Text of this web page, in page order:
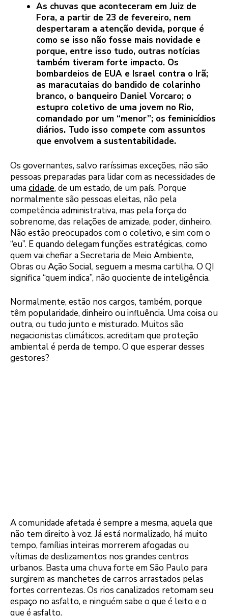
As chuvas que aconteceram em Juiz de
Fora, a partir de 23 de fevereiro, nem
despertaram a atenção devida, porque é
como se isso não fosse mais novidade e
porque, entre isso tudo, outras notícias
também tiveram forte impacto. Os
bombardeios de EUA e Israel contra o Irã;
as maracutaias do bandido de colarinho
branco, o banqueiro Daniel Vorcaro; o
estupro coletivo de uma jovem no Rio,
comandado por um “menor”; os feminicídios
diários. Tudo isso compete com assuntos
que envolvem a sustentabilidade.
Os governantes, salvo raríssimas exceções, não são
pessoas preparadas para lidar com as necessidades de
uma cidade, de um estado, de um país. Porque
normalmente são pessoas eleitas, não pela
competência administrativa, mas pela força do
sobrenome, das relações de amizade, poder, dinheiro.
Não estão preocupados com o coletivo, e sim com o
“eu”. E quando delegam funções estratégicas, como
quem vai chefiar a Secretaria de Meio Ambiente,
Obras ou Ação Social, seguem a mesma cartilha. O QI
significa “quem indica”, não quociente de inteligência.
Normalmente, estão nos cargos, também, porque
têm popularidade, dinheiro ou influência. Uma coisa ou
outra, ou tudo junto e misturado. Muitos são
negacionistas climáticos, acreditam que proteção
ambiental é perda de tempo. O que esperar desses
gestores?
A comunidade afetada é sempre a mesma, aquela que
não tem direito à voz. Já está normalizado, há muito
tempo, famílias inteiras morrerem afogadas ou
vítimas de deslizamentos nos grandes centros
urbanos. Basta uma chuva forte em São Paulo para
surgirem as manchetes de carros arrastados pelas
fortes correntezas. Os rios canalizados retomam seu
espaço no asfalto, e ninguém sabe o que é leito e o
que é asfalto.